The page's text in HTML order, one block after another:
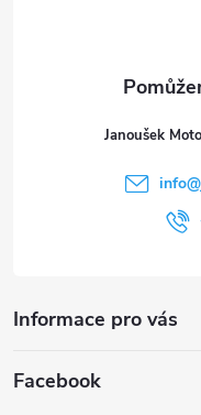
Janoušek
info@
Informace pro vás
Facebook